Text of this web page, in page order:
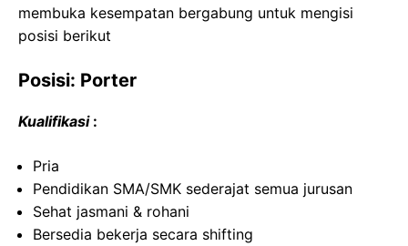
membuka kesempatan bergabung untuk mengisi
posisi berikut
Posisi: Porter
Kualifikasi:
Pria
Pendidikan SMA/SMK sederajat semua jurusan
Sehat jasmani & rohani
Bersedia bekerja secara shifting